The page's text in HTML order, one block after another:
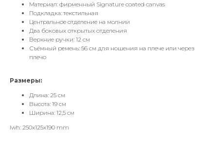
Материал: фирменный Signature coated canvas
Подкладка: текстильная
Центральное отделение на молнии
Два боковых открытых отделения
Верхние ручки: 12 см
Съёмный ремень: 56 см для ношения на плече или через
плечо
Размеры:
Длина: 25 см
Высота: 19 см
Ширина: 12,5 см
lwh: 250x125x190 mm